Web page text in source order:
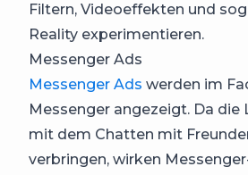
Filtern, Videoeffekten und
Reality experimentieren.
Messenger Ads
Messenger Ads werden im
Messenger angezeigt. Da die
mit dem Chatten mit
verbringen, wirken